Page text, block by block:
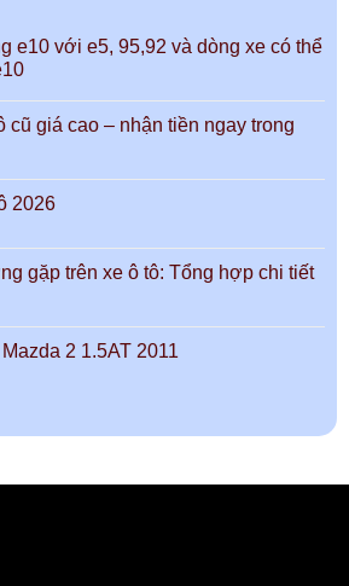
e10 với e5, 95,92 và dòng xe có thể
cũ giá cao – nhận tiền ngay trong
2026
gặp trên xe ô tô: Tổng hợp chi tiết
2 1.5AT 2011